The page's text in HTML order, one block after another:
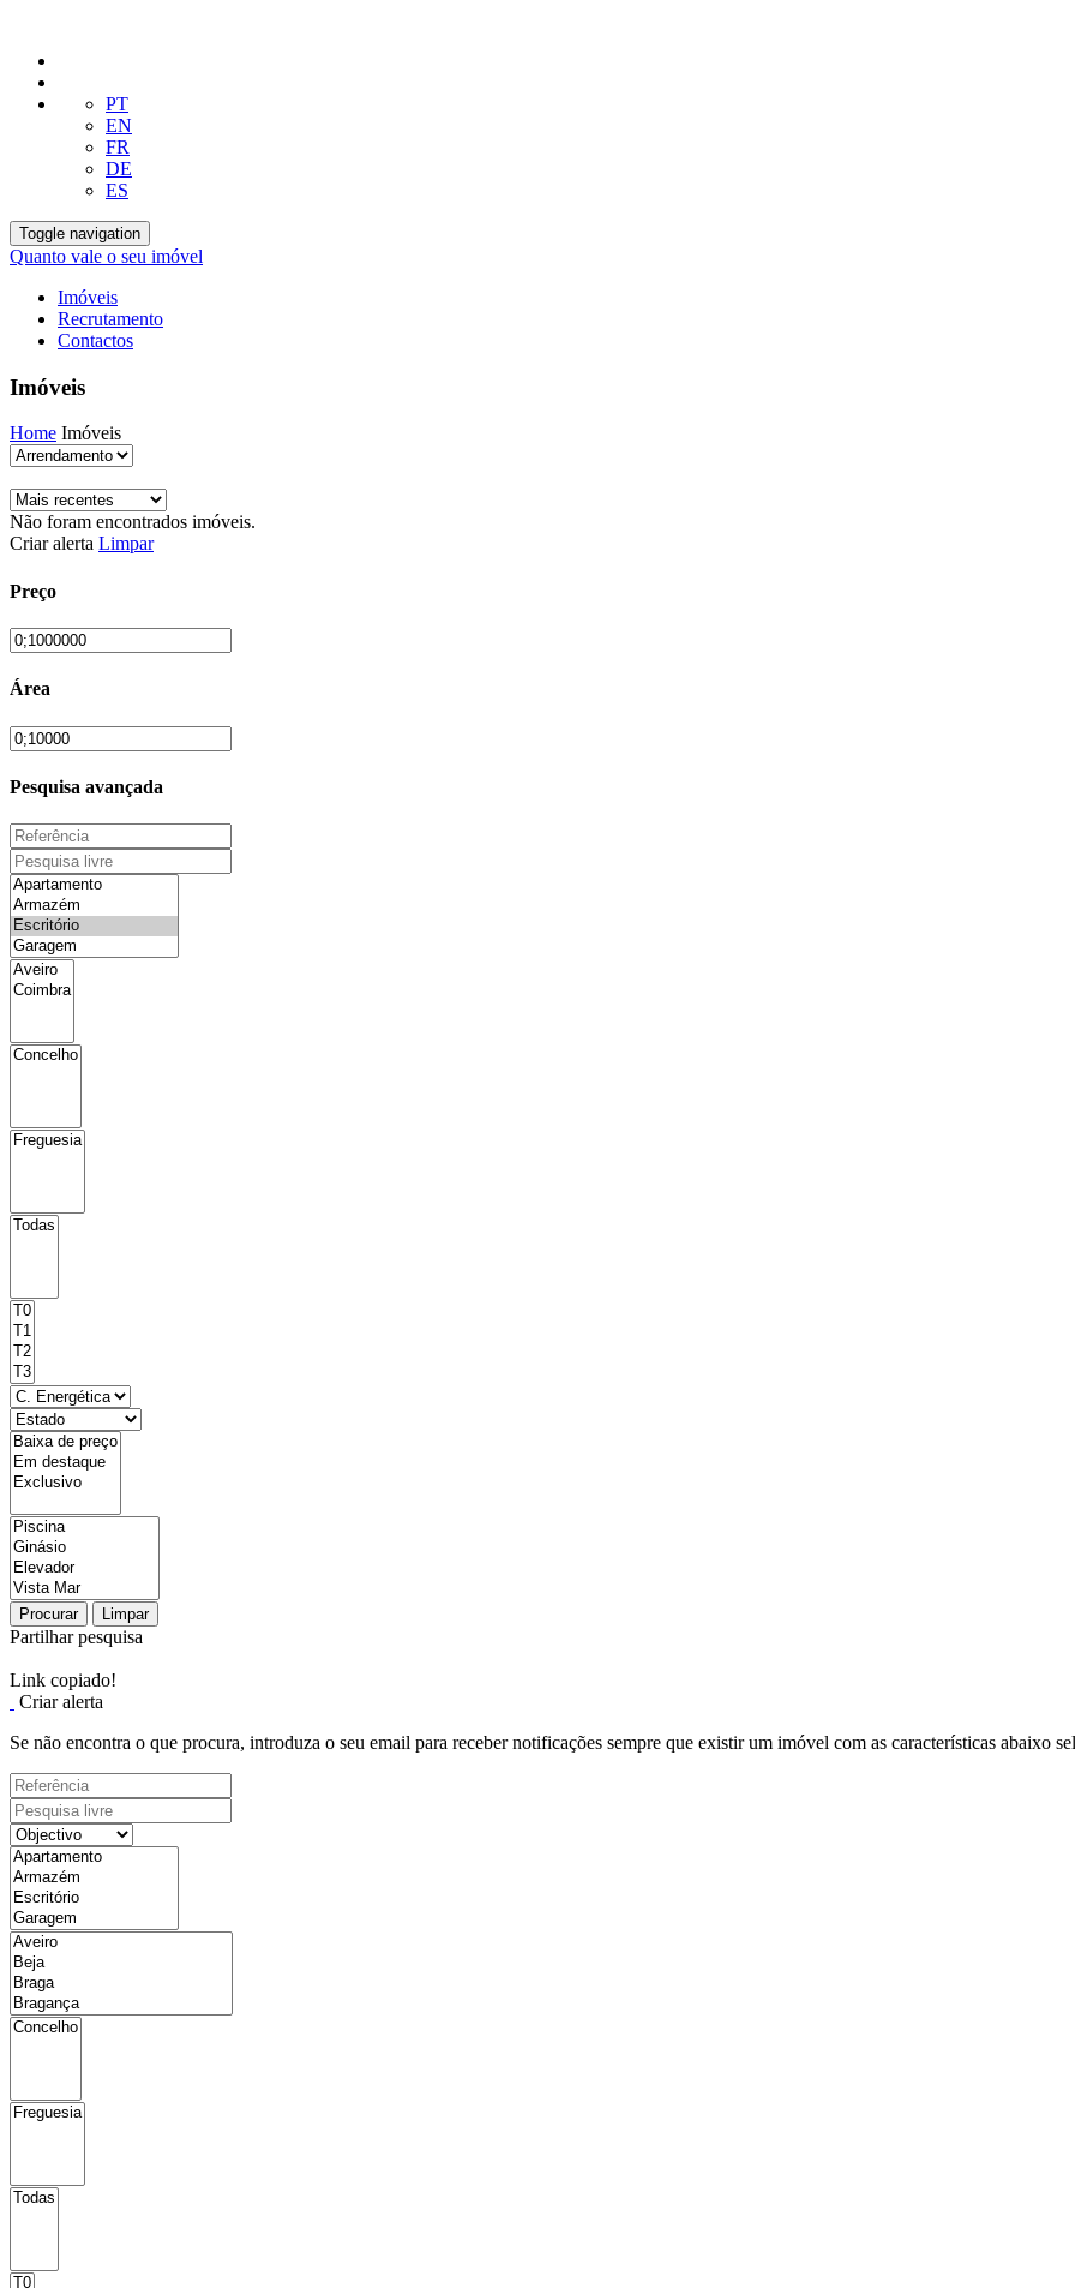
PT
EN
FR
DE
ES
Toggle navigation
Quanto vale o seu imóvel
Imóveis
Recrutamento
Contactos
Imóveis
Home Imóveis
Não foram encontrados imóveis.
Criar alerta Limpar
Preço
Área
Pesquisa avançada
Procurar Limpar
Partilhar pesquisa
Link copiado!
Criar alerta
Se não encontra o que procura, introduza o seu email para receber notificações sempre que existir um imóvel com as características abaixo